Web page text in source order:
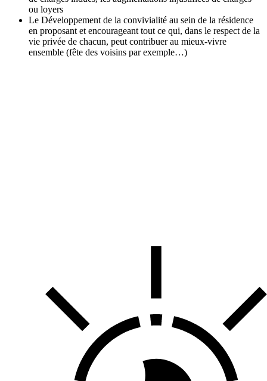
ou loyers
Le Développement de la convivialité au sein de la résidence
en proposant et encourageant tout ce qui, dans le respect de la
vie privée de chacun, peut contribuer au mieux-vivre
ensemble (fête des voisins par exemple…)